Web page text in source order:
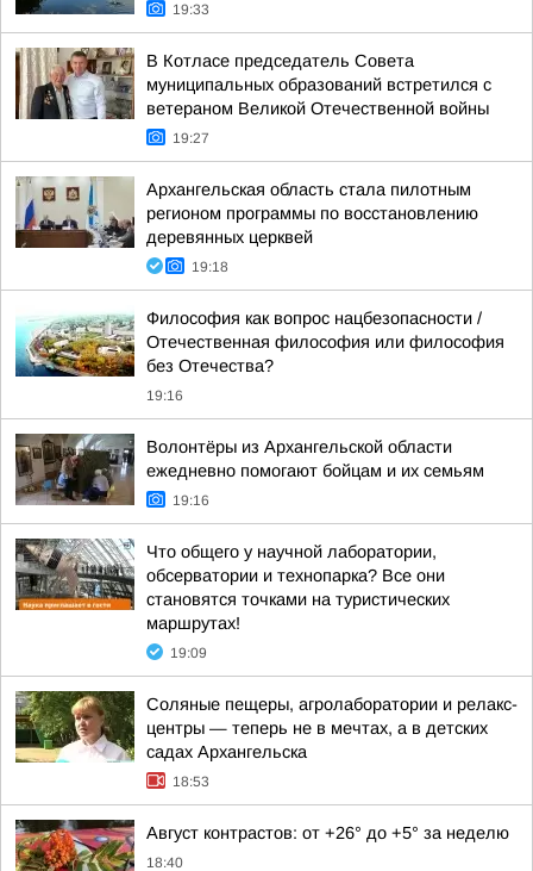
19:33
В Котласе председатель Совета
муниципальных образований встретился с
ветераном Великой Отечественной войны
19:27
Архангельская область стала пилотным
регионом программы по восстановлению
деревянных церквей
19:18
Философия как вопрос нацбезопасности /
Отечественная философия или философия
без Отечества?
19:16
Волонтёры из Архангельской области
ежедневно помогают бойцам и их семьям
19:16
Что общего у научной лаборатории,
обсерватории и технопарка? Все они
становятся точками на туристических
маршрутах!
19:09
Соляные пещеры, агролаборатории и релакс-
центры — теперь не в мечтах, а в детских
садах Архангельска
18:53
Август контрастов: от +26° до +5° за неделю
18:40